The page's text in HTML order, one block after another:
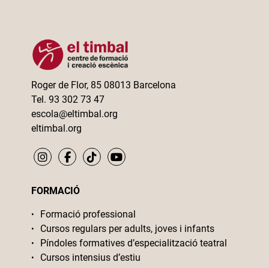
Roger de Flor, 85 08013 Barcelona
Tel. 93 302 73 47
escola@eltimbal.org
eltimbal.org
FORMACIÓ
Formació professional
Cursos regulars per adults, joves i infants
Píndoles formatives d’especialització teatral
Cursos intensius d’estiu